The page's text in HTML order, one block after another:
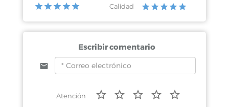
Calidad
Escribir comentario
Atención